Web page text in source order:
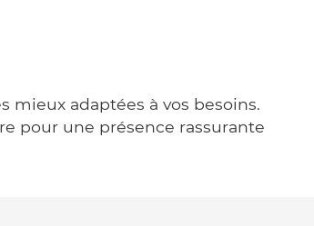
mieux adaptées à vos besoins.
pour une présence rassurante